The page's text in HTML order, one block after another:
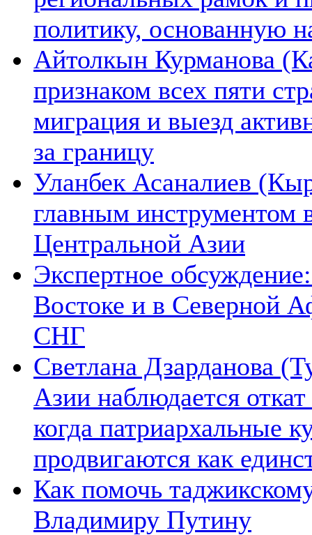
политику, основанную
Айтолкын Курманова
признаком всех пяти
миграция и выезд
за границу
Уланбек Асаналиев
главным инструментом
Центральной Азии
Экспертное
Востоке и в Северной
СНГ
Светлана Дзарданова
Азии наблюдается
когда патриархальные
продвигаются как
Как помочь
Владимиру Путину